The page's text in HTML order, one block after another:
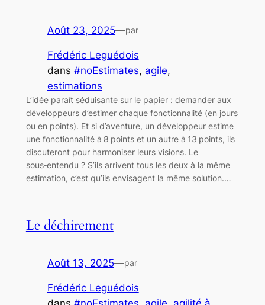
Août 23, 2025—par
Frédéric Leguédois
dans #noEstimates, agile
estimations
L’idée paraît séduisante sur le papier : demander aux
développeurs d’estimer chaque fonctionnalité (en jours
ou en points). Et si d’aventure, un développeur estime
une fonctionnalité à 8 points et un autre à 13 points, ils
discuteront pour harmoniser leurs visions. Le
sous‑entendu ? S’ils arrivent tous les deux à la même
estimation, c’est qu’ils envisagent la même solution.…
Le déchirement
Août 13, 2025—par
Frédéric Leguédois